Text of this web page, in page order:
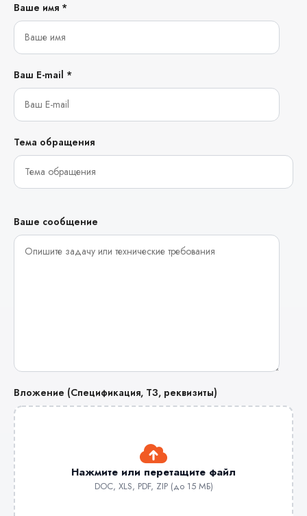
Ваше имя *
Ваш E-mail *
Тема обращения
Ваше сообщение
Вложение (Спецификация, ТЗ, реквизиты)
Нажмите или перетащите файл
DOC, XLS, PDF, ZIP (до 15 МБ)